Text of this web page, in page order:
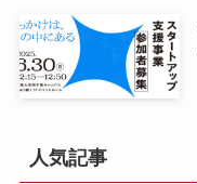
人気記事